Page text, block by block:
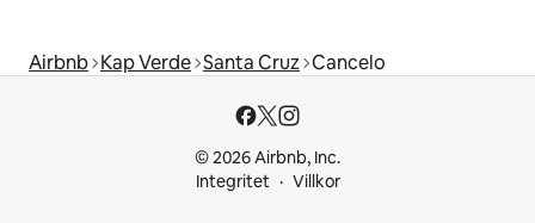
Airbnb Kap Verde Santa Cruz Cancelo
© 2026 Airbnb, Inc.
Integritet
Villkor